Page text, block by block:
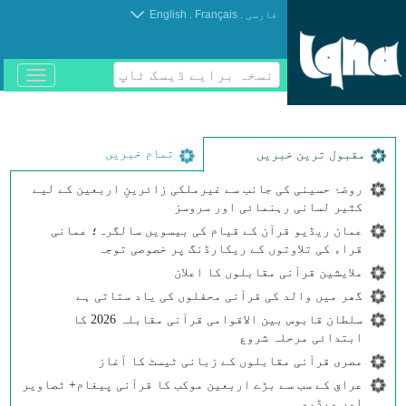
فارسی .
Français
.
English
نسخہ برایے ڈیسک ٹاپ
باز
و
مقبول ترین خبریں تمام خبریں
روضۂ حسینی کی جانب سے غیرملکی زائرینِ اربعین کے لیے
کثیر لسانی رہنمائی اور سروسز
عمان ریڈیو قرآن کے قیام کی بیسویں سالگرہ؛ عمانی
قراء کی تلاوتوں کے ریکارڈنگ پر خصوصی توجہ
ملایشین قرآنی مقابلوں کا اعلان
گھر میں والد کی قرآنی محفلوں کی یاد ستاتی ہے
سلطان قابوس بین الاقوامی قرآنی مقابلہ 2026 کا
ابتدائی مرحلہ شروع
مصری قرآنی مقابلوں کے زبانی ٹیسٹ کا آغاز
عراق کے سب سے بڑے اربعین موکب کا قرآنی پیغام+ ٹصاویر
اور ویڈیو